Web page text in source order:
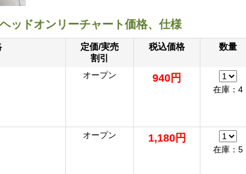
ッドオンリーチャート価格、仕様
定価/実売
割引
税込価格 数量
オープン 940円
在庫：4
オープン 1,180円
在庫：5